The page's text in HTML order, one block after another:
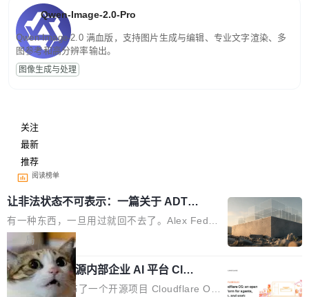
Qwen-Image-2.0-Pro
Qwen-Image-2.0 满血版，支持图片生成与编辑、专业文字渲染、多
图参考和高分辨率输出。
图像生成与处理
关注
最新
推荐
阅读榜单
让非法状态不可表示：一篇关于 ADT
的帖子在 Reddit 火了
有一种东西，一旦用过就回不去了。Alex Fedos
eev 管它叫"软件设计的基石"。 他说的东西不新
鲜——代数数据类型（ADT），尤其是和类型
（sum type）。但他说清楚了一件事：这不是类
型系统的学术体操，是日常编码的思维方式。 文
局
Cloudflare 开源内部企业 AI 平台 Clou
dflare OS
Cloudflare 发布了一个开源项目 Cloudflare O